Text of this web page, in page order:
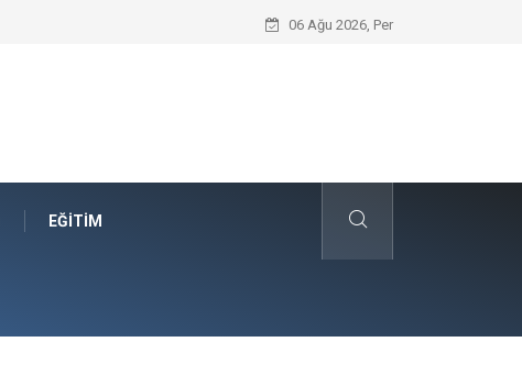
Edremit Satılık Müstakil Ev Hayalimi
06 Ağu 2026, Per
EĞITIM